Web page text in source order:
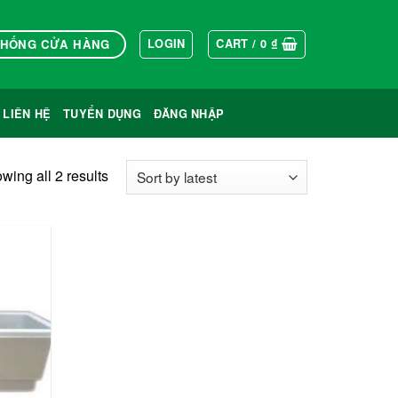
CỬA HÀNG LOGIN CART / 0 ₫
LIÊN HỆ TUYỂN DỤNG ĐĂNG NHẬP
all 2 results